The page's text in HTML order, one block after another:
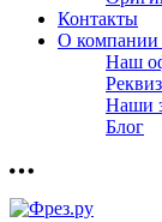
Контакты
О компании
Наш
Наши
Блог